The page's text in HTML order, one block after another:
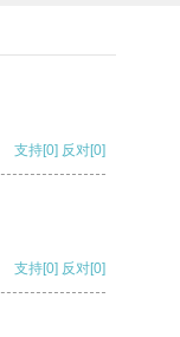
支持[0] 反对[0]
支持[0] 反对[0]